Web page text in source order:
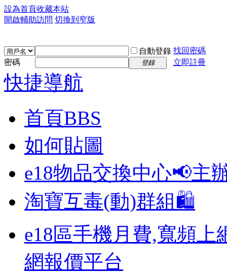
設為首頁收藏本站
開啟輔助訪問 切換到窄版
自動登錄 找回密碼
密碼
登錄 立即註冊
快捷導航
首頁BBS
如何貼圖
e18物品交換中心📢主
淘寶互毒(動)群組🛍️
e18區手機月費,寬頻上
網報價平台